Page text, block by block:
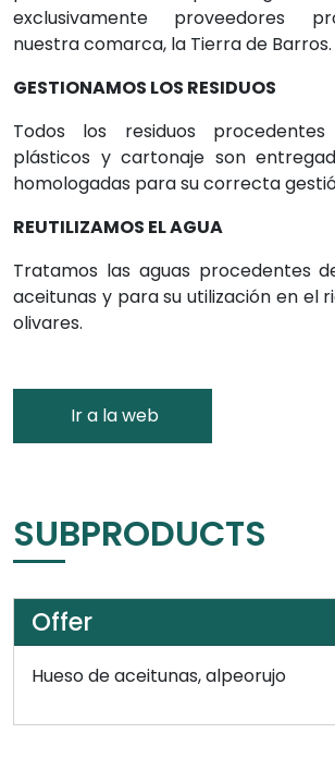
exclusivamente proveedores
nuestra comarca, la Tierra de Barros.
GESTIONAMOS LOS RESIDUOS
Todos los residuos
plásticos y cartonaje son
homologadas para su correcta
REUTILIZAMOS EL AGUA
Tratamos las aguas procedentes
aceitunas y para su utilización en el
olivares.
Ir a la web
SUBPRODUCTS
Offer
Hueso de aceitunas, alpeorujo